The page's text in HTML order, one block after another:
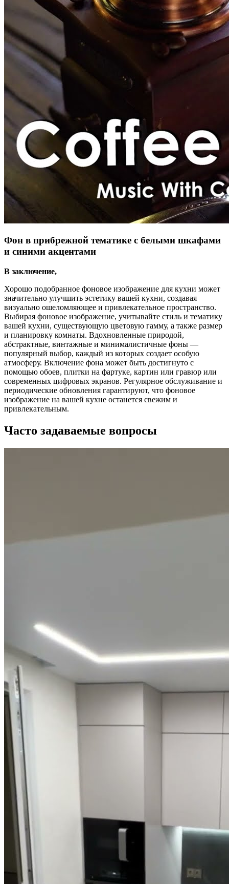
Фон в прибрежной тематике с белыми шкафами
и синими акцентами
В заключение,
Хорошо подобранное фоновое изображение для кухни может
значительно улучшить эстетику вашей кухни, создавая
визуально ошеломляющее и привлекательное пространство.
Выбирая фоновое изображение, учитывайте стиль и тематику
вашей кухни, существующую цветовую гамму, а также размер
и планировку комнаты. Вдохновленные природой,
абстрактные, винтажные и минималистичные фоны —
популярный выбор, каждый из которых создает особую
атмосферу. Включение фона может быть достигнуто с
помощью обоев, плитки на фартуке, картин или гравюр или
современных цифровых экранов. Регулярное обслуживание и
периодические обновления гарантируют, что фоновое
изображение на вашей кухне останется свежим и
привлекательным.
Часто задаваемые вопросы